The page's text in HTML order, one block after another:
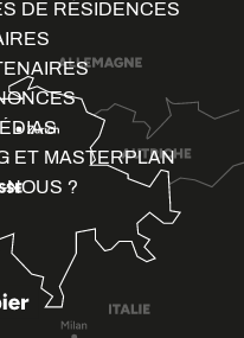
DE RÉSIDENCES
ET MASTERPLAN
NOUS ?